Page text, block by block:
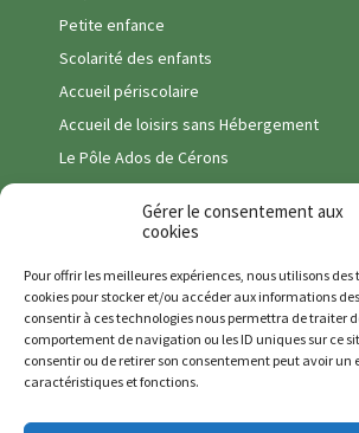
Gérer le consentement aux
cookies
Pour offrir les meilleures expériences, nous utilisons
cookies pour stocker et/ou accéder aux informations
consentir à ces technologies nous permettra de traiter
comportement de navigation ou les ID uniques sur ce
consentir ou de retirer son consentement peut avoir un
caractéristiques et fonctions.
Petite enfance
Scolarité des enfants
Accueil périscolaire
Accueil de loisirs sans Hébergement
Le Pôle Ados de Cérons
Transport scolaire
Vie Economique
Commerces
Pôle santé
Entreprises & Artisans